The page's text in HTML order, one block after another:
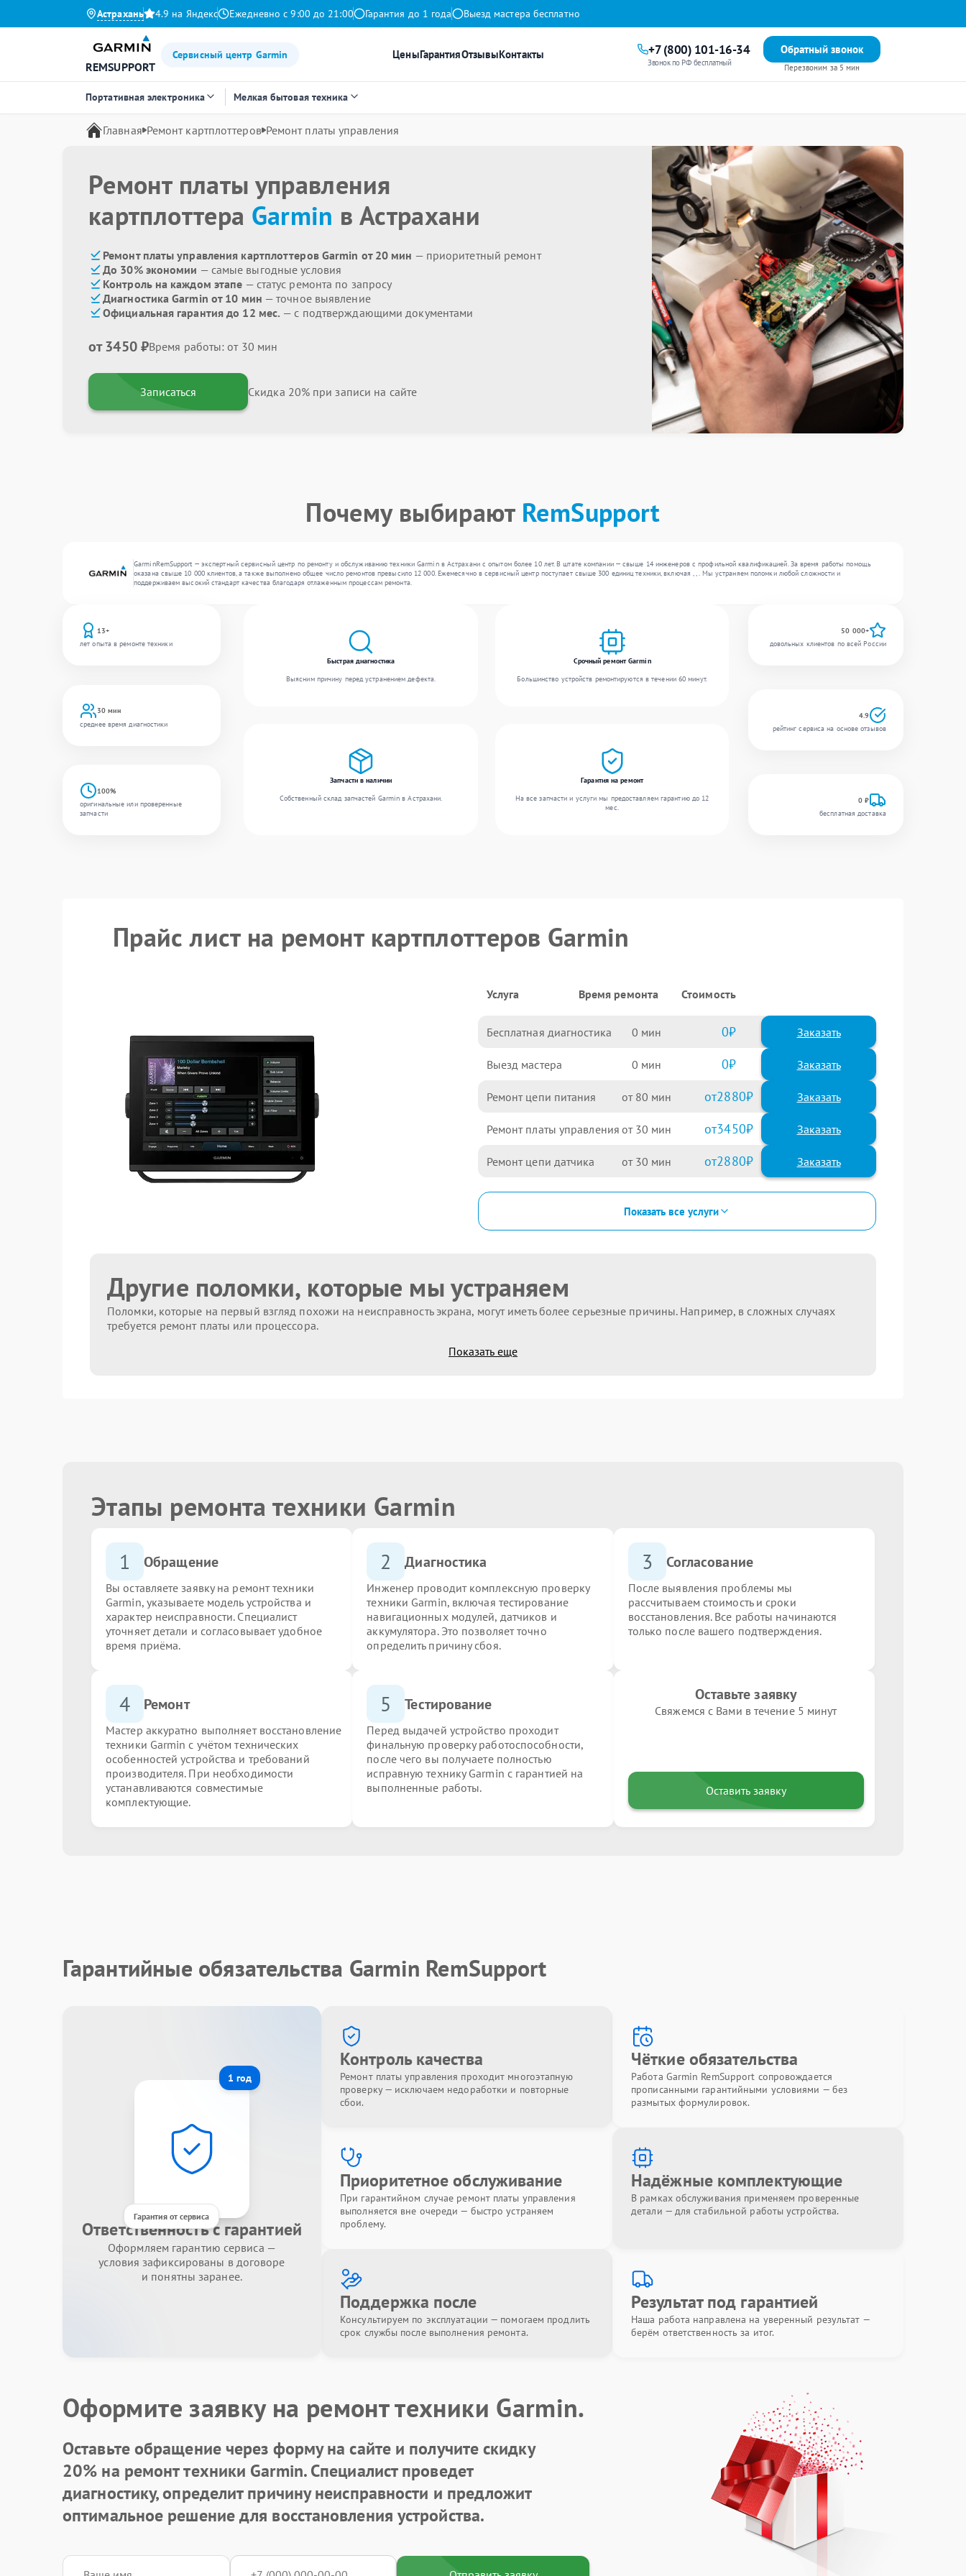
Астрахань 4.9 на Яндекс Ежедневно с 9:00 до 21:00 Гарантия до 1 года Выезд мастера бесплатно
REMSUPPORT
Сервисный центр Garmin ЦеныГарантияОтзывыКонтакты +7 (800) 101-16-34
Звонок по РФ бесплатный
Обратный звонок
Перезвоним за 5 мин
Портативная электроника Мелкая бытовая техника
Главная Ремонт картплоттеров Ремонт платы управления
Ремонт платы управления
картплоттера Garmin в Астрахани
Ремонт платы управления картплоттеров Garmin от 20 мин — приоритетный ремонт
До 30% экономии — самые выгодные условия
Контроль на каждом этапе — статус ремонта по запросу
Диагностика Garmin от 10 мин — точное выявление
Официальная гарантия до 12 мес. — с подтверждающими документами
от 3450 ₽Время работы: от 30 мин
Записаться Скидка 20% при записи на сайте
Почему выбирают RemSupport
GarminRemSupport — экспертный сервисный центр по ремонту и обслуживанию техники Garmin в Астрахани с опытом более 10 лет. В штате компании — свыше 14 инженеров с профильной квалификацией. За время работы помощь
оказана свыше 10 000 клиентов, а также выполнено общее число ремонтов превысило 12 000. Ежемесячно в сервисный центр поступает свыше 300 единиц техники, включая , , . Мы устраняем поломки любой сложности и
поддерживаем высокий стандарт качества благодаря отлаженным процессам ремонта.
13+
лет опыта в ремонте техники
30 мин
среднее время диагностики
100%
оригинальные или проверенные
запчасти
Быстрая диагностика
Выясним причину перед устранением дефекта.
Срочный ремонт Garmin
Большинство устройств ремонтируются в течении 60 минут.
Запчасти в наличии
Собственный склад запчастей Garmin в Астрахани.
Гарантия на ремонт
На все запчасти и услуги мы предоставляем гарантию до 12
мес.
50 000+
довольных клиентов по всей России
4.9
рейтинг сервиса на основе отзывов
0 ₽
бесплатная доставка
Прайс лист на ремонт картплоттеров Garmin
Услуга Время ремонта Стоимость
Бесплатная диагностика 0 0 Заказать
Выезд мастера 0 0 Заказать
Ремонт цепи питания 80 2880
Ремонт платы управления 30 3450
Ремонт цепи датчика 30 2880
Показать все услуги
Другие поломки, которые мы устраняем
Поломки, которые на первый взгляд похожи на неисправность экрана, могут иметь более серьезные причины. Например, в сложных случаях
требуется ремонт платы или процессора.
Показать еще
Этапы ремонта техники Garmin
1 Обращение
Вы оставляете заявку на ремонт техники
Garmin, указываете модель устройства и
характер неисправности. Специалист
уточняет детали и согласовывает удобное
время приёма.
2 Диагностика
Инженер проводит комплексную проверку
техники Garmin, включая тестирование
навигационных модулей, датчиков и
аккумулятора. Это позволяет точно
определить причину сбоя.
3 Согласование
После выявления проблемы мы
рассчитываем стоимость и сроки
восстановления. Все работы начинаются
только после вашего подтверждения.
4 Ремонт
Мастер аккуратно выполняет восстановление
техники Garmin с учётом технических
особенностей устройства и требований
производителя. При необходимости
устанавливаются совместимые
комплектующие.
5 Тестирование
Перед выдачей устройство проходит
финальную проверку работоспособности,
после чего вы получаете полностью
исправную технику Garmin с гарантией на
выполненные работы.
Оставьте заявку
Свяжемся с Вами в течение 5 минут
Оставить заявку
Гарантийные обязательства Garmin RemSupport
1 год
Гарантия от сервиса
Ответственность с гарантией
Оформляем гарантию сервиса —
условия зафиксированы в договоре
и понятны заранее.
Контроль качества
Ремонт платы управления проходит многоэтапную
проверку — исключаем недоработки и повторные
сбои.
Чёткие обязательства
Работа Garmin RemSupport сопровождается
прописанными гарантийными условиями — без
размытых формулировок.
Приоритетное обслуживание
При гарантийном случае ремонт платы управления
выполняется вне очереди — быстро устраняем
проблему.
Надёжные комплектующие
В рамках обслуживания применяем проверенные
детали — для стабильной работы устройства.
Поддержка после
Консультируем по эксплуатации — помогаем продлить
срок службы после выполнения ремонта.
Результат под гарантией
Наша работа направлена на уверенный результат —
берём ответственность за итог.
Оформите заявку на ремонт техники Garmin.
Оставьте обращение через форму на сайте и получите скидку
20% на ремонт техники Garmin. Специалист проведет
диагностику, определит причину неисправности и предложит
оптимальное решение для восстановления устройства.